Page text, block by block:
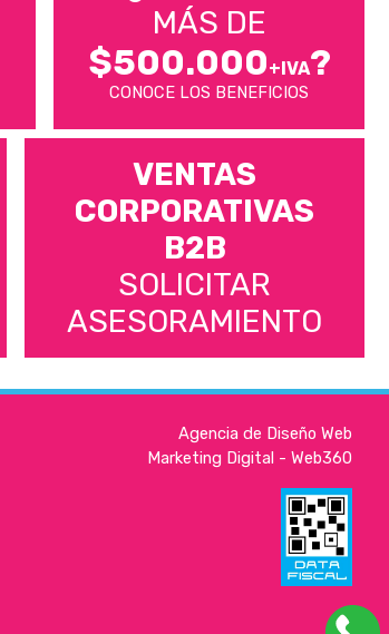
MÁS DE
$500.000+IVA?
CONOCE LOS BENEFICIOS
VENTAS
CORPORATIVAS
B2B
SOLICITAR
ASESORAMIENTO
Agencia de Diseño Web
Marketing Digital - Web360